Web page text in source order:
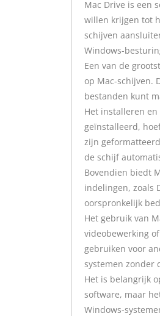
Mac Drive is een
willen krijgen tot
schijven
Windows-
Een van de
op Mac-schijven.
bestanden kunt
Het installeren
geïnstalleerd,
zijn
de schijf
Bovendien biedt
indelingen, zoals
oorspronkelijk
Het gebruik van
videobewerking
gebruiken voor
systemen zonder
Het is belangrijk
software, maar
Windows-